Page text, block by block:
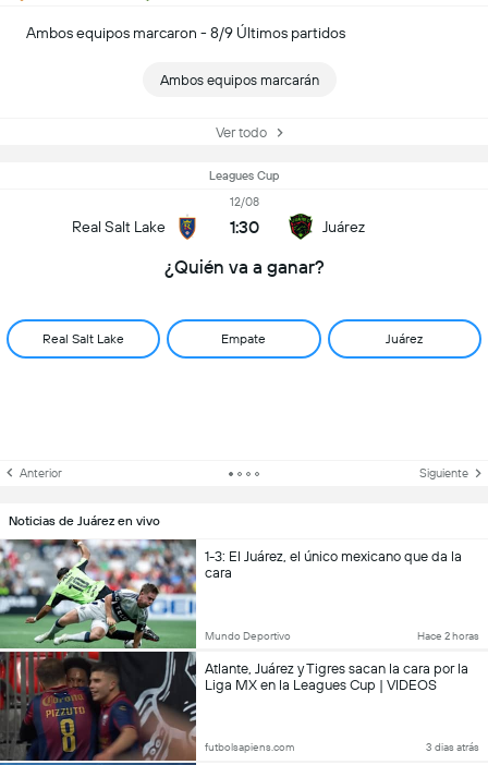
Ambos equipos marcaron - 8/9 Últimos partidos
Ambos equipos marcarán
Ver todo
Leagues Cup
Real Salt Lake
12/08
1:30 Juárez
¿Quién va a ganar?
Real Salt Lake Empate Juárez
Anterior Siguiente
Noticias de Juárez en vivo
1-3: El Juárez, el único mexicano que da la
cara
Mundo Deportivo Hace 2 horas
Atlante, Juárez y Tigres sacan la cara por la
Liga MX en la Leagues Cup | VIDEOS
futbolsapiens.com 3 dias atrás